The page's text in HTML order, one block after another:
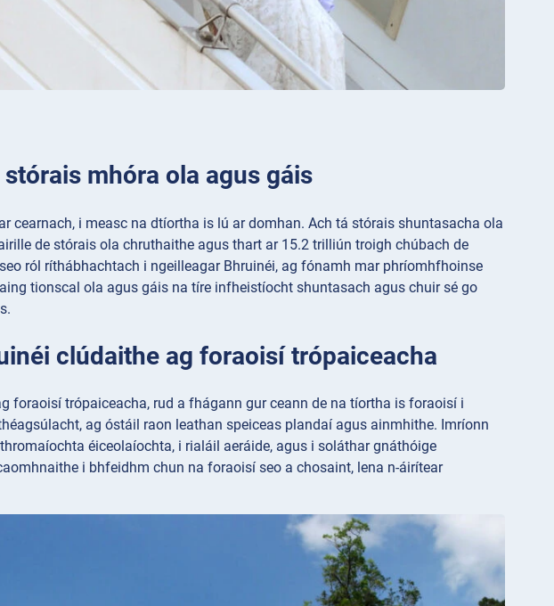
mhóra ola agus gáis
cearnach, i measc na dtíortha is lú ar domhan. Ach tá stórais shuntasacha ola
de stórais ola chruthaithe agus thart ar 15.2 trilliún troigh chúbach de
ról ríthábhachtach i ngeilleagar Bhruinéi, ag fónamh mar phríomhfhoinse
tionscal ola agus gáis na tíre infheistíocht shuntasach agus chuir sé go
clúdaithe ag foraoisí trópaiceacha
foraoisí trópaiceacha, rud a fhágann gur ceann de na tíortha is foraoisí i
ag óstáil raon leathan speiceas plandaí agus ainmhithe. Imríonn
éiceolaíochta, i rialáil aeráide, agus i soláthar gnáthóige
i bhfeidhm chun na foraoisí seo a chosaint, lena n-áirítear